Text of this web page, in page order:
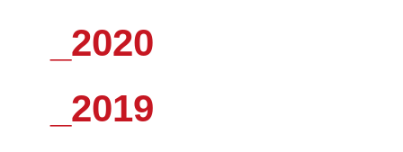
_2020
_2019